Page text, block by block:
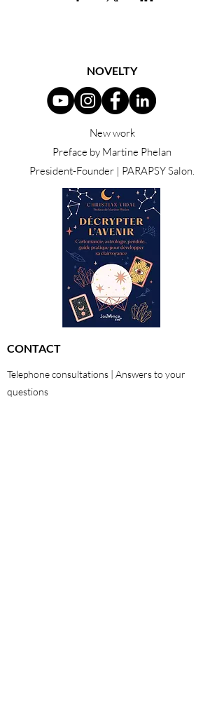
NOVELTY
New work
Preface by Martine Phelan
President-Founder | PARAPSY Salon.
CONTACT
Telephone consultations | Answers to your
questions